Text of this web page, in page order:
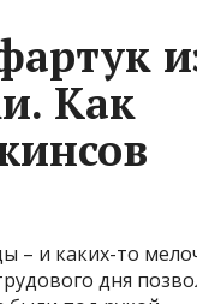
Как
– и каких-то
дня